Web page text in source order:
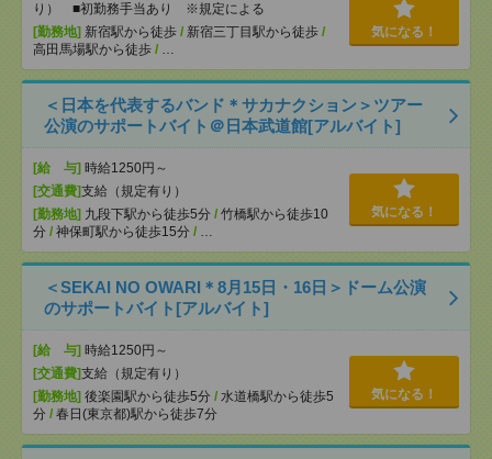
り） ■初勤務手当あり ※規定による
[勤務地] 新宿駅から徒歩 / 新宿三丁目駅から徒歩 /
高田馬場駅から徒歩 / …
気になる！
＜日本を代表するバンド＊サカナクション＞ツアー
公演のサポートバイト＠日本武道館[アルバイト]
[給 与] 時給1250円～
[交通費]支給（規定有り）
[勤務地] 九段下駅から徒歩5分 / 竹橋駅から徒歩10
分 / 神保町駅から徒歩15分 / …
気になる！
＜SEKAI NO OWARI＊8月15日・16日＞ドーム公演
のサポートバイト[アルバイト]
[給 与] 時給1250円～
[交通費]支給（規定有り）
[勤務地] 後楽園駅から徒歩5分 / 水道橋駅から徒歩5
分 / 春日(東京都)駅から徒歩7分
気になる！